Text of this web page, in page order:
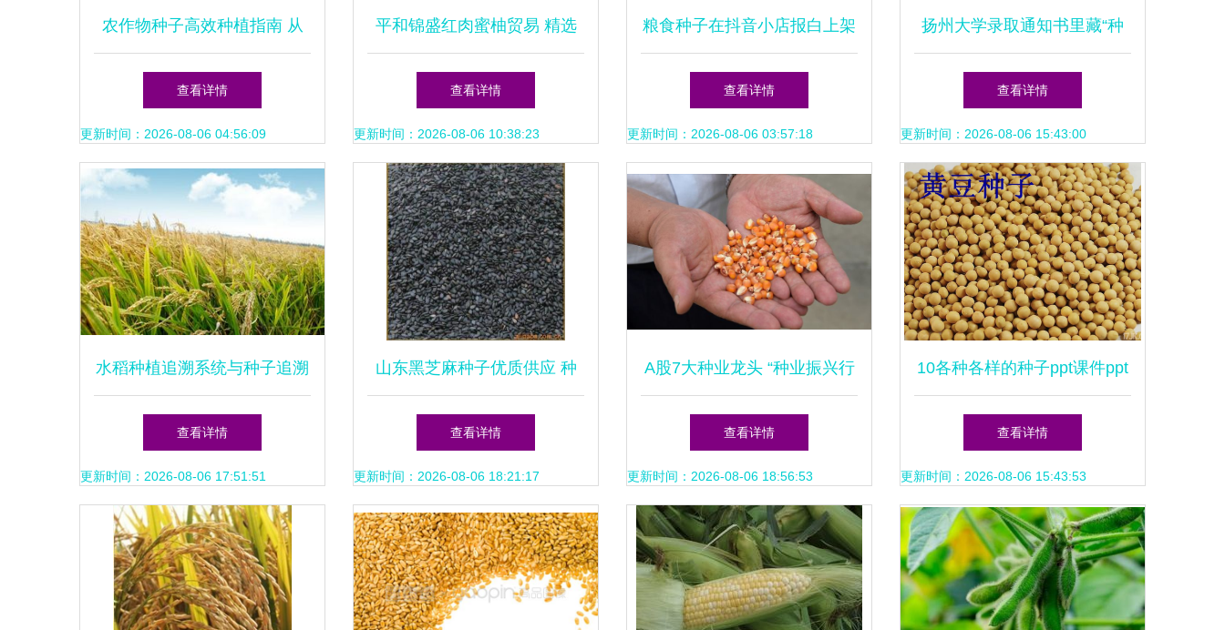
农作物种子高效种植指南 从
选种到丰收的实战模板
查看详情
更新时间：2026-08-06 04:56:09
平和锦盛红肉蜜柚贸易 精选
农作物种子与种苗产品列表
查看详情
更新时间：2026-08-06 10:38:23
粮食种子在抖音小店报白上架
全攻略 以土豆、小麦、稻
谷、大豆为例
查看详情
更新时间：2026-08-06 03:57:18
扬州大学录取通知书里藏“种
子”:让新生感受农学之美_央广
网
查看详情
更新时间：2026-08-06 15:43:00
水稻种植追溯系统与种子追溯
系统的功能解析
查看详情
更新时间：2026-08-06 17:51:51
山东黑芝麻种子优质供应 种
植要点与厂家推荐
查看详情
更新时间：2026-08-06 18:21:17
A股7大种业龙头 “种业振兴行
动方案”助力农业“芯”发展
查看详情
更新时间：2026-08-06 18:56:53
10各种各样的种子ppt课件ppt
查看详情
更新时间：2026-08-06 15:43:53